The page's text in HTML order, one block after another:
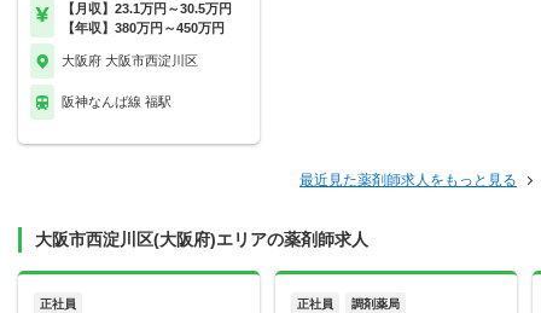
【月収】23.1万円～30.5万円
【年収】380万円～450万円
大阪府 大阪市西淀川区
阪神なんば線 福駅
最近見た薬剤師求人をもっと見る
大阪市西淀川区(大阪府)エリアの薬剤師求人
正社員 正社員 調剤薬局